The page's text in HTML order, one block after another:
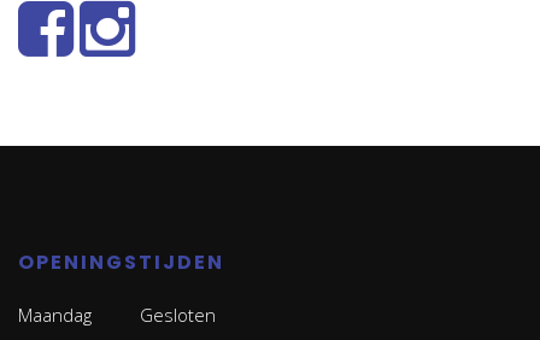
OPENINGSTIJDEN
Maandag Gesloten